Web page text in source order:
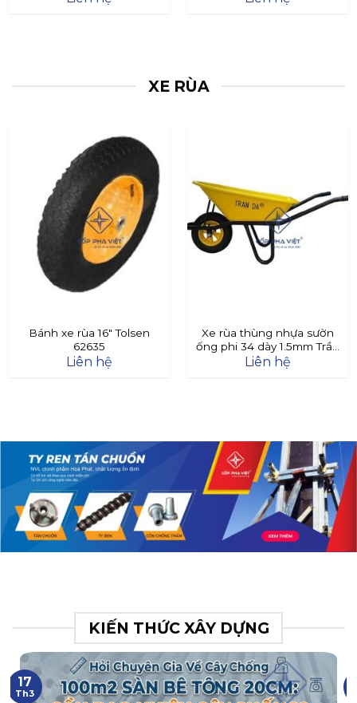
XE RÙA
Bánh xe rùa 16″ Tolsen
62635
Liên hệ
Xe rùa thùng nhựa sườn
ống phi 34 dày 1.5mm Trần
Đà
Liên hệ
KIẾN THỨC XÂY DỰNG
17
Th3